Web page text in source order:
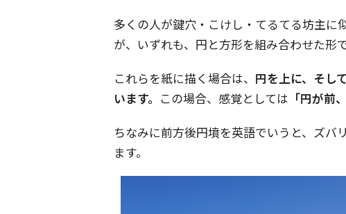
多くの人が鍵穴・こけし・てるてる坊主
が、いずれも、円と方形を組み合わせた形
これらを紙に描く場合は、 円を上に、そし
います。 この場合、感覚としては 「円が前
ちなみに前方後円墳を英語でいうと、ズ
ます。